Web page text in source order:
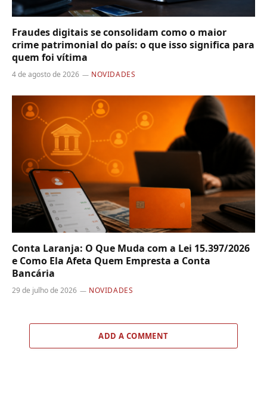
Fraudes digitais se consolidam como o maior
crime patrimonial do país: o que isso significa para
quem foi vítima
4 de agosto de 2026 NOVIDADES
Conta Laranja: O Que Muda com a Lei 15.397/2026
e Como Ela Afeta Quem Empresta a Conta
Bancária
29 de julho de 2026 NOVIDADES
ADD A COMMENT